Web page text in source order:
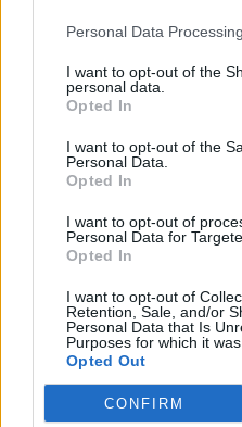
Personal Data
I want to opt-out of the
personal data.
Opted In
I want to opt-out of the
Personal Data.
Opted In
I want to opt-out of
Personal Data for
Opted In
I want to opt-out of
Retention, Sale, and/or
Personal Data that Is
Purposes for which it was
Opted Out
CONFIRM
Ευρωπαϊκά
07/08/2026 - 11:44 ΟΙΚΟΝΟΜΙΑ
Χρηματιστήριο: Στις
Δείκτης Τιμών, με οριακή
07/08/2026 - 11:38 ΟΙΚΟΝΟΜΙΑ
Generali: Άνοδος 13,7%
εξαμήνου, στα 2,54 δισ.
07/08/2026 - 11:27
Κ. Χατζηδάκης: Σε ισχύ
αναρτώνται στις
07/08/2026 - 11:20